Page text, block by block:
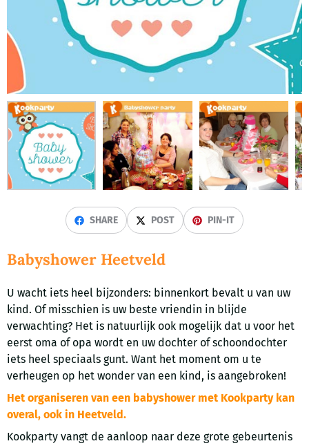
SHARE POST PIN-IT
Babyshower Heetveld
U wacht iets heel bijzonders: binnenkort bevalt u van uw
kind. Of misschien is uw beste vriendin in blijde
verwachting? Het is natuurlijk ook mogelijk dat u voor het
eerst oma of opa wordt en uw dochter of schoondochter
iets heel speciaals gunt. Want het moment om u te
verheugen op het wonder van een kind, is aangebroken!
Het organiseren van een babyshower met Kookparty kan
overal, ook in Heetveld.
Kookparty vangt de aanloop naar deze grote gebeurtenis